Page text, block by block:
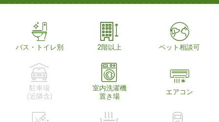
バス・トイレ別 2階以上 ペット相談可
駐車場
(近隣含)
室内洗濯機
置き場
エアコン